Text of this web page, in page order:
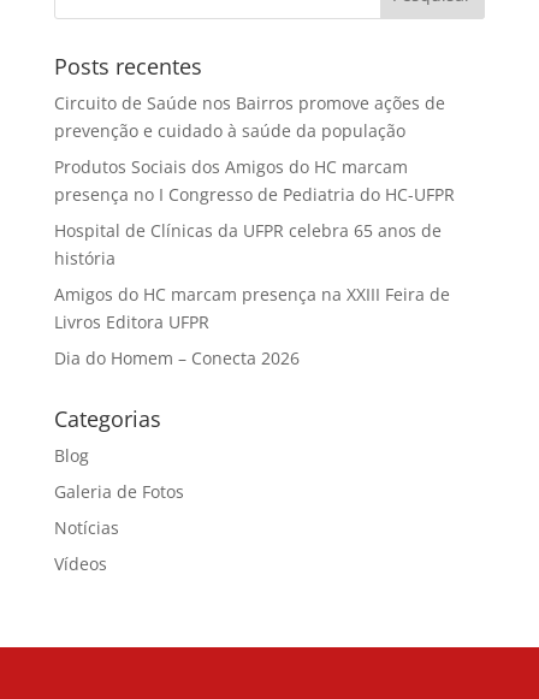
Posts recentes
Circuito de Saúde nos Bairros promove ações de
prevenção e cuidado à saúde da população
Produtos Sociais dos Amigos do HC marcam
presença no I Congresso de Pediatria do HC-UFPR
Hospital de Clínicas da UFPR celebra 65 anos de
história
Amigos do HC marcam presença na XXIII Feira de
Livros Editora UFPR
Dia do Homem – Conecta 2026
Categorias
Blog
Galeria de Fotos
Notícias
Vídeos